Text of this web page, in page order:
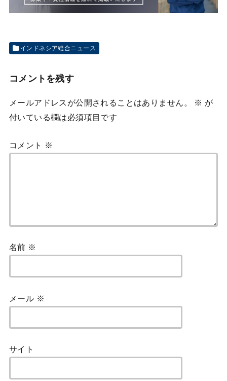
インドネシア総合ニュース
コメントを残す
メールアドレスが公開されることはありません。 ※ が
付いている欄は必須項目です
コメント ※
名前 ※
メール ※
サイト